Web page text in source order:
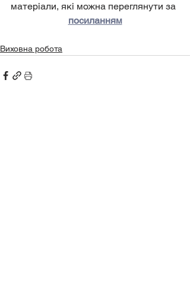
матеріали, які можна переглянути за
посиланням
Виховна робота